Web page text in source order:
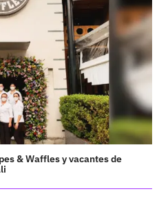
& Waffles y vacantes de